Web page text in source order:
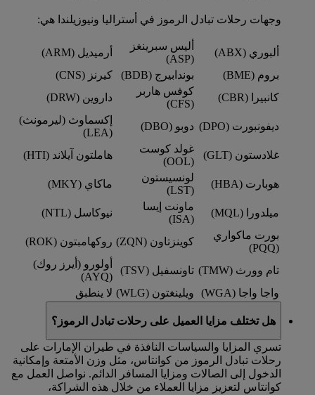
وجهات رحلات تبادل الرموز في أستراليا ونيوزيلندا هي:
ألبوري (ABX)
أليس سبرينغز
(ASP)
أرميديل (ARM)
بروم (BME)
بوندابيرج (BDB)
كيرنز (CNS)
كانبيرا (CBR)
كوفس هاربر
(CFS)
داروين (DRW)
ديفونبورت (DPO) دوبو (DBO)
إكسماوث (ليرمونث)
(LEA)
غلادستون (GLT)
غولد كوست
(OOL)
هاملتون آيلاند (HTI)
هوبارت (HBA)
لونسيستون
(LST)
ماكاي (MKY)
ميلدورا (MQL)
ماونت إيسا
(ISA)
نيوكاسل (NTL)
بورت ماكواري
(PQQ)
كوينزتاون (ZQN) روكهامبتون (ROK)
تام وورث (TMW) تاونسفيل (TSV)
أولورو (أيرز روك)
(AYQ)
واجا واجا (WGA)
ويلينغتون (WLG) لا ينطبق
هل تختلف مزايا العميل على رحلات تبادل الرموز؟
تسري المزايا والسياسات النافذة في طيران الإمارات على
رحلات تبادل الرموز من كوانتاس، مثل وزن الأمتعة وإمكانية
الدخول إلى الصالات ومزايا المسافر الدائم. نواصل العمل مع
كوانتاس لتعزيز مزايا العملاء من خلال هذه الشراكة،